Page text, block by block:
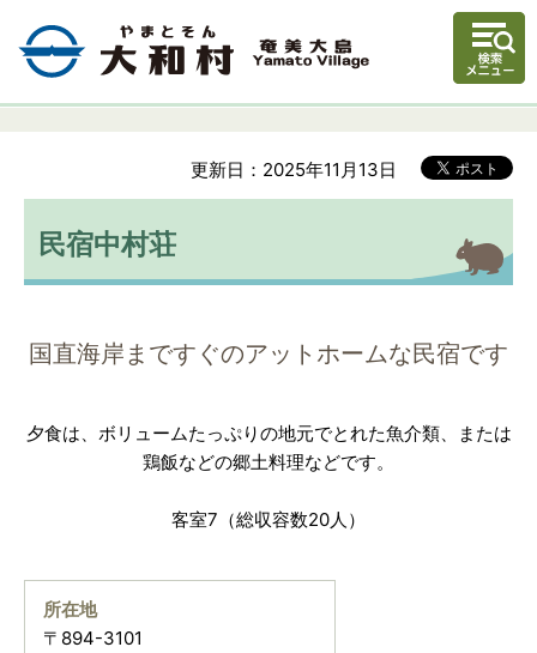
更新日：2025年11月13日
民宿中村荘
国直海岸まですぐのアットホームな民宿です
夕食は、ボリュームたっぷりの地元でとれた魚介類、または
鶏飯などの郷土料理などです。
客室7（総収容数20人）
所在地
〒894-3101